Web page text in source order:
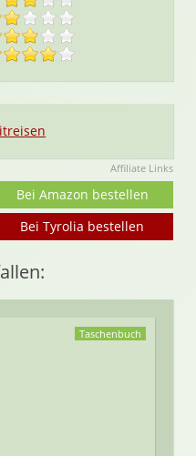
Affiliate Links
Bei Amazon bestellen
Bei Tyrolia bestellen
Taschenbuch